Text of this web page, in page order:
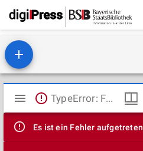
Mirador
Viewer
TypeError: Failed to fetch
Es ist ein Fehler aufgetreten